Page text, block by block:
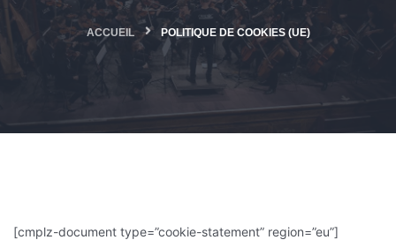
ACCUEIL POLITIQUE DE COOKIES (UE)
[cmplz-document type=”cookie-statement” region=”eu”]